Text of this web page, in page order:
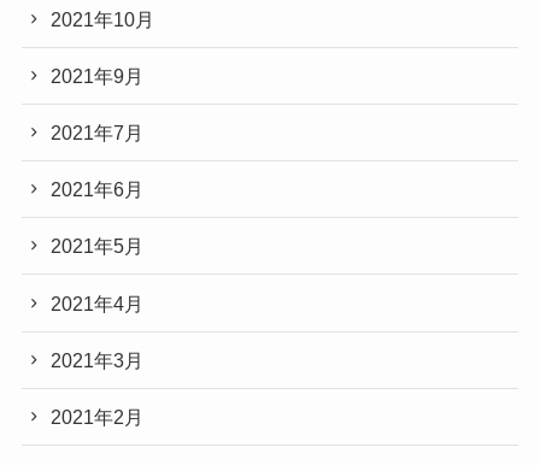
2021年10月
2021年9月
2021年7月
2021年6月
2021年5月
2021年4月
2021年3月
2021年2月